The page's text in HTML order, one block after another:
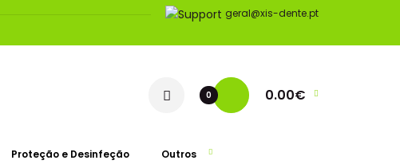
geral@xis-dente.pt
0 0.00€
Proteção e Desinfeção Outros